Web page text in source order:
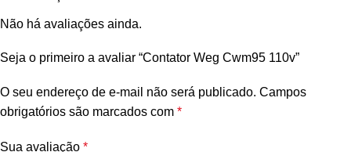
Não há avaliações ainda.
Seja o primeiro a avaliar “Contator Weg Cwm95 110v”
O seu endereço de e-mail não será publicado. Campos
obrigatórios são marcados com *
Sua avaliação *